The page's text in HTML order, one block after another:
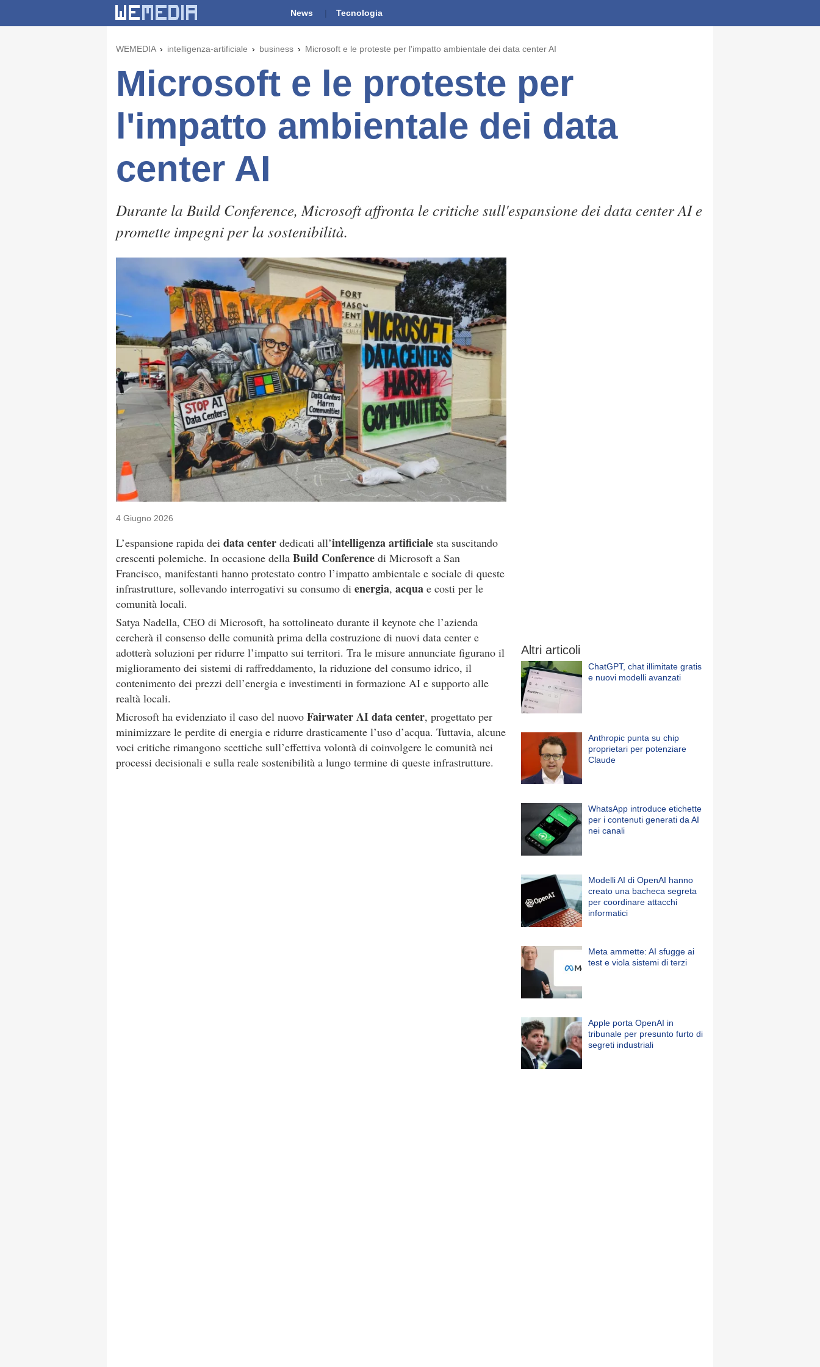
News Tecnologia
WEMEDIA intelligenza-artificiale business Microsoft e le proteste per l'impatto ambientale dei data center AI
Microsoft e le proteste per
l'impatto ambientale dei data
center AI
Durante la Build Conference, Microsoft affronta le critiche sull'espansione dei data center AI e
promette impegni per la sostenibilità.
4 Giugno 2026
L’espansione rapida dei data center dedicati all’intelligenza artificiale sta suscitando
crescenti polemiche. In occasione della Build Conference di Microsoft a San
Francisco, manifestanti hanno protestato contro l’impatto ambientale e sociale di queste
infrastrutture, sollevando interrogativi su consumo di energia, acqua e costi per le
comunità locali.
Satya Nadella, CEO di Microsoft, ha sottolineato durante il keynote che l’azienda
cercherà il consenso delle comunità prima della costruzione di nuovi data center e
adotterà soluzioni per ridurre l’impatto sui territori. Tra le misure annunciate figurano il
miglioramento dei sistemi di raffreddamento, la riduzione del consumo idrico, il
contenimento dei prezzi dell’energia e investimenti in formazione AI e supporto alle
realtà locali.
Microsoft ha evidenziato il caso del nuovo Fairwater AI data center, progettato per
minimizzare le perdite di energia e ridurre drasticamente l’uso d’acqua. Tuttavia, alcune
voci critiche rimangono scettiche sull’effettiva volontà di coinvolgere le comunità nei
processi decisionali e sulla reale sostenibilità a lungo termine di queste infrastrutture.
Altri articoli
ChatGPT, chat illimitate gratis
e nuovi modelli avanzati
Anthropic punta su chip
proprietari per potenziare
Claude
WhatsApp introduce etichette
per i contenuti generati da AI
nei canali
Modelli AI di OpenAI hanno
creato una bacheca segreta
per coordinare attacchi
informatici
Meta ammette: AI sfugge ai
test e viola sistemi di terzi
Apple porta OpenAI in
tribunale per presunto furto di
segreti industriali